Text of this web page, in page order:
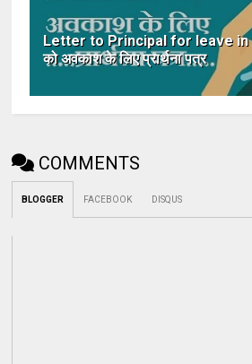
Letter to Principal for leave in
को अवकाश के लिए प्रार्थना पत्र
COMMENTS
BLOGGER FACEBOOK DISQUS